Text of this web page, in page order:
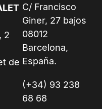
2
de
C/ Francisco
Giner, 27 bajos
08012
Barcelona,
España.
(+34) 93 238
68 68